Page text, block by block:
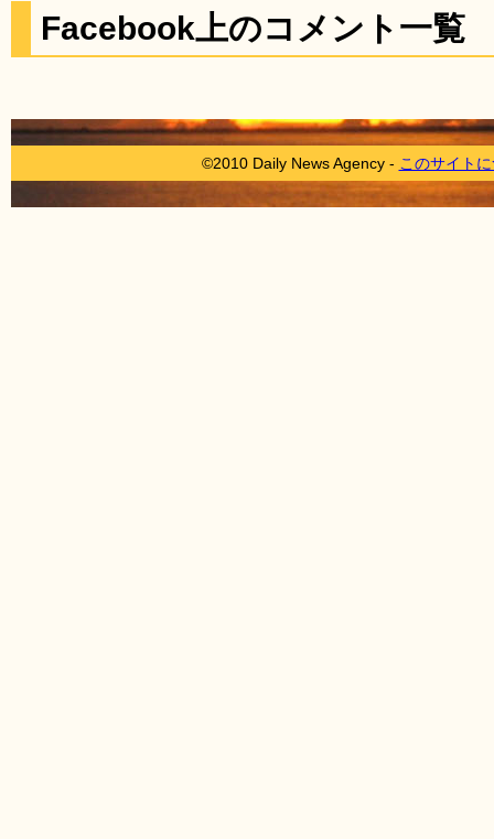
Facebook上のコメント一覧
©2010 Daily News Agency - このサイト